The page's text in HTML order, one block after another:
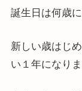
誕生日は何歳
新しい歳はじ
い１年になりま